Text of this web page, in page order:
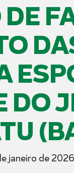
DO
janeiro de 2026